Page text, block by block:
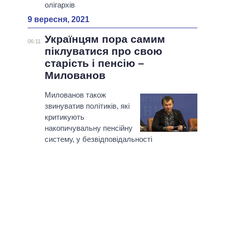
олігархів
9 вересня, 2021
06:11
Українцям пора самим
піклуватися про свою
старість і пенсію –
Милованов
Милованов також
звинуватив політиків, які
критикують
накопичувальну пенсійну
систему, у безвідповідальності